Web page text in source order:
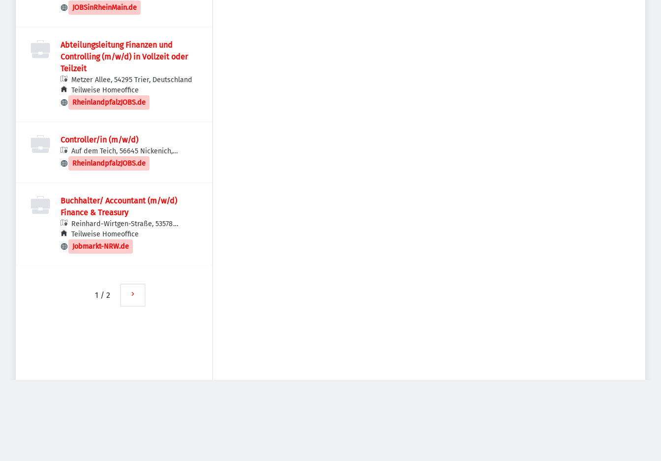
JOBSinRheinMain.de
Abteilungsleitung Finanzen und
Controlling (m/w/d) in Vollzeit oder
Teilzeit
Metzer Allee, 54295 Trier, Deutschland
Teilweise Homeoffice
RheinlandpfalzJOBS.de
Controller/in (m/w/d)
Auf dem Teich, 56645 Nickenich,
Deutschland
RheinlandpfalzJOBS.de
Buchhalter/ Accountant (m/w/d)
Finance & Treasury
Reinhard-Wirtgen-Straße, 53578
Windhagen, Deutschland
Teilweise Homeoffice
Jobmarkt-NRW.de
1 / 2